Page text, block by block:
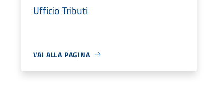
Ufficio Tributi
VAI ALLA PAGINA